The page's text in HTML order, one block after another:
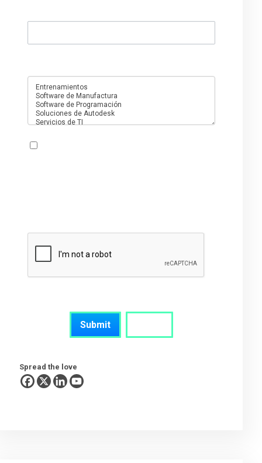
Spread the love